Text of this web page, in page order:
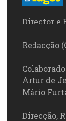
Director e
Redacção
Artur de
Mário
Direcção,